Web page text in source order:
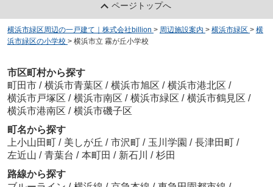
ページトップへ
横浜市緑区周辺の一戸建て｜株式会社billion > 周辺施設案内 > 横浜市緑区 > 横
浜市緑区の小学校 > 横浜市立 霧が丘小学校
市区町村から探す
町田市 / 横浜市青葉区 / 横浜市旭区 / 横浜市港北区 /
横浜市戸塚区 / 横浜市南区 / 横浜市緑区 / 横浜市鶴見区 /
横浜市港南区 / 横浜市磯子区
町名から探す
上小山田町 / 美しが丘 / 市沢町 / 玉川学園 / 長津田町 /
左近山 / 青葉台 / 本町田 / 新石川 / 杉田
路線から探す